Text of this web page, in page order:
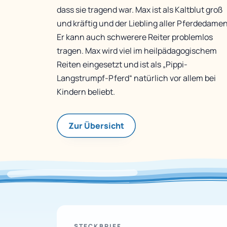
dass sie tragend war. Max ist als Kaltblut groß
und kräftig und der Liebling aller
Er kann auch schwerere Reiter problemlos
tragen. Max wird viel im heilpädagogischem
Reiten eingesetzt und ist als „Pippi-
Langstrumpf-Pferd“ natürlich vor allem bei
Kindern beliebt.
Zur Übersicht